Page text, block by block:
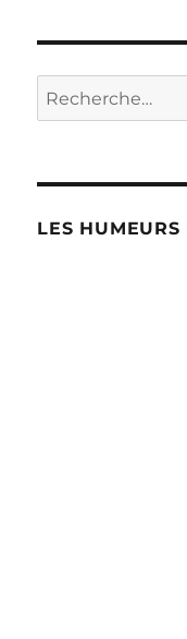
Recherche
pour :
LES HUMEURS